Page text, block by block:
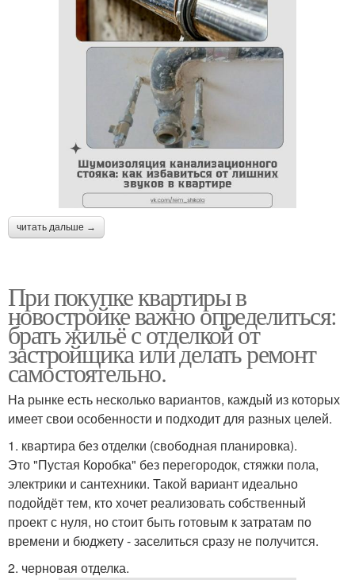
читать дальше →
При покупке квартиры в
новостройке важно определиться:
брать жильё с отделкой от
застройщика или делать ремонт
самостоятельно.
На рынке есть несколько вариантов, каждый из которых
имеет свои особенности и подходит для разных целей.
1. квартира без отделки (свободная планировка).
Это "Пустая Коробка" без перегородок, стяжки пола,
электрики и сантехники. Такой вариант идеально
подойдёт тем, кто хочет реализовать собственный
проект с нуля, но стоит быть готовым к затратам по
времени и бюджету - заселиться сразу не получится.
2. черновая отделка.